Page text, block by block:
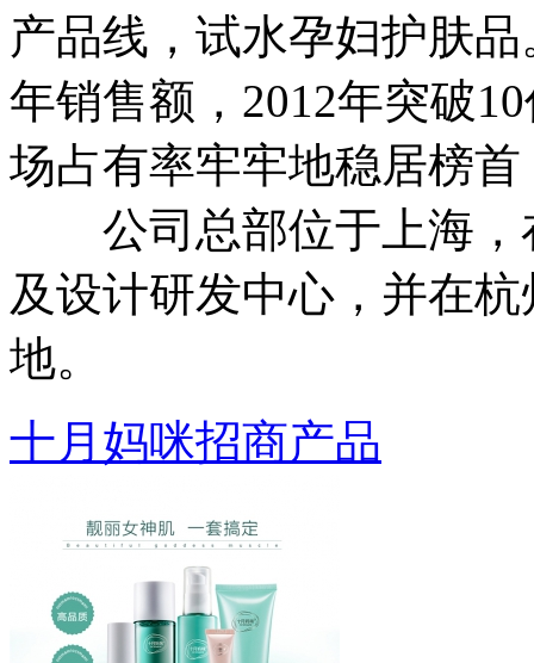
产品线，试水孕妇护肤
年销售额，2012年突破
场占有率牢牢地稳居榜首
公司总部位于上海，
及设计研发中心，并在
地。
十月妈咪招商产品